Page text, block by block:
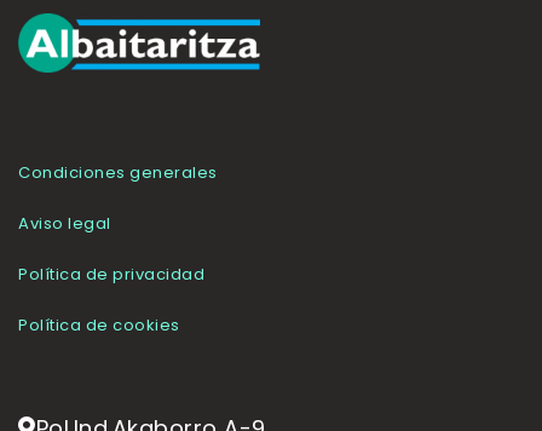
Condiciones generales
Aviso legal
Política de privacidad
Política de cookies